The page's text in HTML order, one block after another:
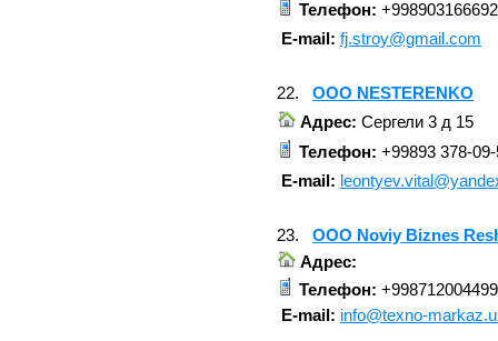
Телефон: +998903166692
E-mail: fj.stroy@gmail.com
22. OOO NESTERENKO
Адрес: Сергели 3 д 15
Телефон: +99893 378-
E-mail:
23. OOO Noviy Biznes
Адрес:
Телефон: +998712004499
E-mail: info@texno-